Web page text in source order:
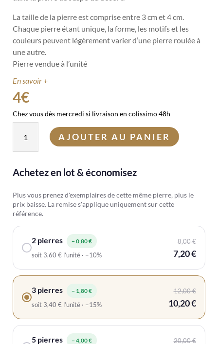
La taille de la pierre est compriseentre 3 cm et 4 cm.
Chaque pierre étant unique, la forme, les motifs et les
couleurs peuvent légèrement varier d’une pierre roulée à
une autre.
Pierre vendue à l’unité
En savoir +
4€
Chez vous dès mercredi si livraison en colissimo 48h
Jaspe
AJOUTER AU PANIER
Achetez en lot & économisez
Plus vous prenez d'exemplaires de cette même pierre, plus le
prix baisse. La remise s'applique uniquement sur cette
référence.
2 pierres − 0,80 €
soit 3,60 € l’unité · −10%
8,00 €
7,20 €
3 pierres − 1,80 €
soit 3,40 € l’unité · −15%
12,00 €
10,20 €
5 pierres − 4,00 € 20,00 €